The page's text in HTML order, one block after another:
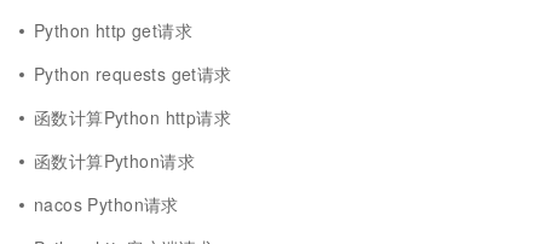
Python http get请求
Python requests get请求
函数计算Python http请求
函数计算Python请求
nacos Python请求